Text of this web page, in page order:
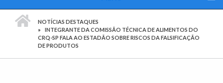
PÁGINA INICIAL
NOTÍCIAS DESTAQUES
INTEGRANTE DA COMISSÃO TÉCNICA DE ALIMENTOS DO
CRQ-SP FALA AO ESTADÃO SOBRE RISCOS DA FALSIFICAÇÃO
DE PRODUTOS